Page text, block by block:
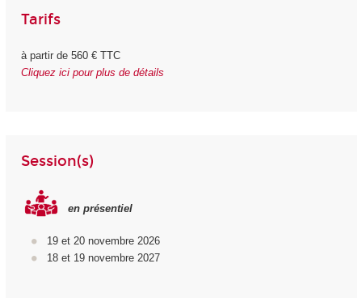
Tarifs
à partir de 560 € TTC
Cliquez ici pour plus de détails
Session(s)
en présentiel
19 et 20 novembre 2026
18 et 19 novembre 2027